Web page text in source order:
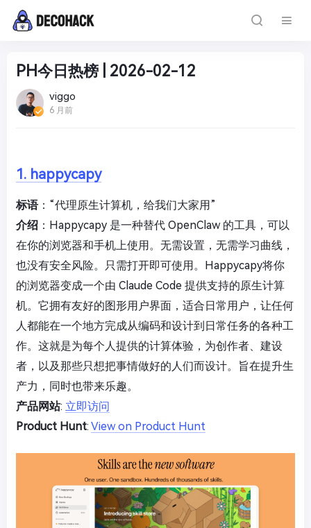
PH今日热榜 | 2026-02-12
viggo
6 月前
1. happycapy
标语：“代理原生计算机，给我们大家用”
介绍 ：Happycapy 是一种替代 OpenClaw 的工具，可以
在你的浏览器和手机上使用。无需设置，无需学习曲线，
也没有安全风险。只需打开即可使用。Happycapy将你
的浏览器变成一个由 Claude Code 提供支持的原生计算
机。它拥有友好的图形用户界面，适合日常用户，让任何
人都能在一个地方完成从编码和设计到日常任务的各种工
作。这就是为每个人提供的计算体验，为创作者、建设
者，以及那些只想把事情做好的人们而设计。旨在提升生
产力，同时也带来乐趣。
产品网站: 立即访问
Product Hunt: View on Product Hunt